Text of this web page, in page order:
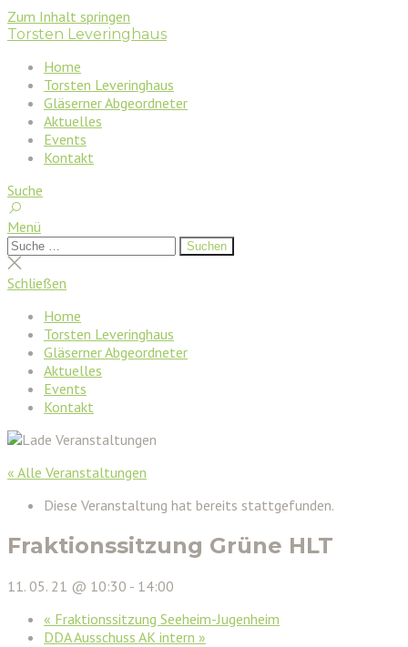
Zum Inhalt springen
Torsten Leveringhaus
Home
Torsten Leveringhaus
Gläserner Abgeordneter
Aktuelles
Events
Kontakt
Suche
Menü
Suchen
nach:
Suchen
Suche
schließen
Schließen
Home
Torsten Leveringhaus
Gläserner Abgeordneter
Aktuelles
Events
Kontakt
« Alle Veranstaltungen
Diese Veranstaltung hat bereits stattgefunden.
Fraktionssitzung Grüne HLT
11. 05. 21 @ 10:30 - 14:00
« Fraktionssitzung Seeheim-Jugenheim
DDA Ausschuss AK intern »